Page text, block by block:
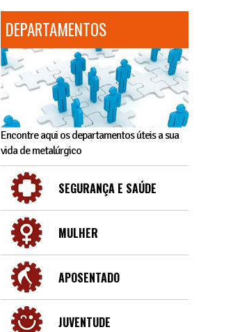
DEPARTAMENTOS
Encontre aqui os departamentos úteis a sua
vida de metalúrgico
SEGURANÇA E SAÚDE
MULHER
APOSENTADO
JUVENTUDE